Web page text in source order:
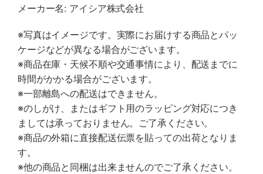
メーカー名: アイシア株式会社
※写真はイメージです。実際にお届けする商品とパッ
ケージなどが異なる場合がございます。
※商品在庫・天候不順や交通事情により、配送までに
時間がかかる場合がございます。
※一部離島への配送はできません。
※のしがけ、またはギフト用のラッピング対応につき
ましては承っておりません。ご了承ください。
※商品の外箱に直接配送伝票を貼っての出荷となりま
す。
※他の商品と同梱は出来ませんのでご了承ください。